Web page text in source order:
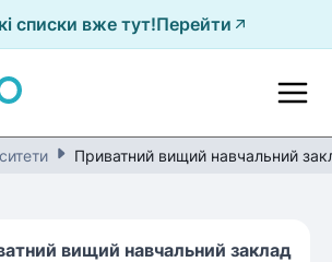
списки вже тут!Перейти
Приватний вищий навчальний
вищий навчальний заклад